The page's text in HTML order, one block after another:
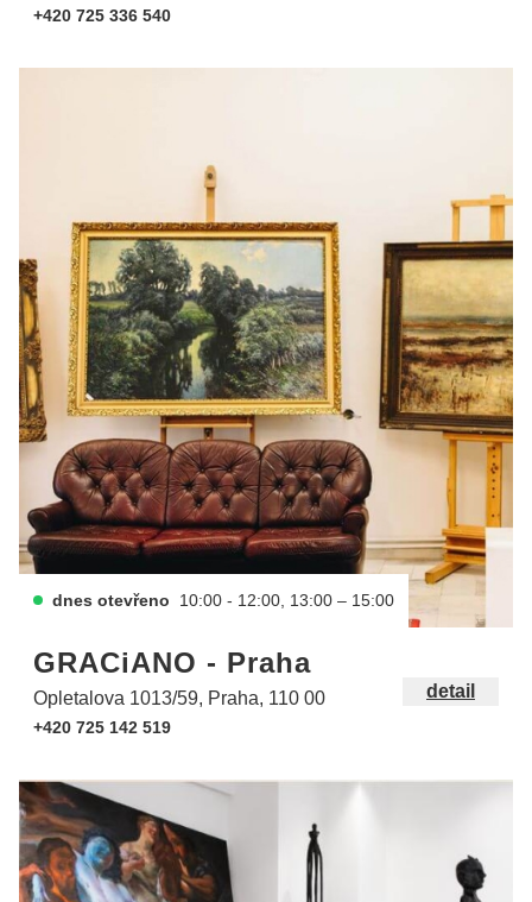
+420 725 336 540
dnes otevřeno 10:00 - 12:00, 13:00 – 15:00
GRACiANO - Praha
Opletalova 1013/59, Praha, 110 00
+420 725 142 519
detail